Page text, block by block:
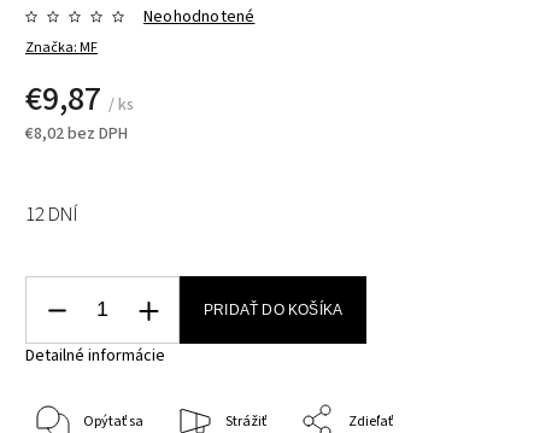
Značka:MF
Neohodnotené
€9,87 / ks
€8,02 bez DPH
12 DNÍ
PRIDAŤ DO KOŠÍKA
Detailné informácie
Opýtať sa Strážiť Zdieľať